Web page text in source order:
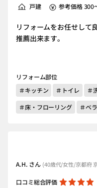
戸建 参考価格 300
リフォームをお任せして
推薦出来ます。
リフォーム部位
＃キッチン
＃トイレ ＃
＃床・フローリング
＃ベ
A.H. さん (40歳代/女性/京都府
口コミ総合評価